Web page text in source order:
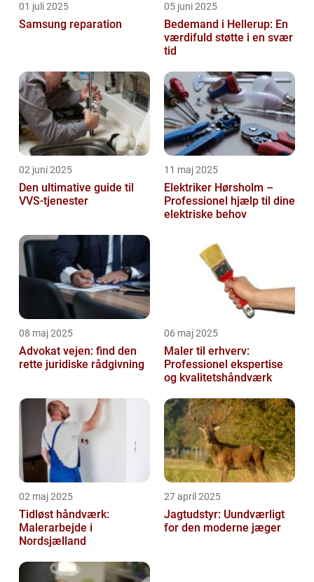
01 juli 2025
Samsung reparation
05 juni 2025
Bedemand i Hellerup: En
værdifuld støtte i en svær
tid
02 juni 2025
Den ultimative guide til
VVS-tjenester
11 maj 2025
Elektriker Hørsholm –
Professionel hjælp til dine
elektriske behov
08 maj 2025
Advokat vejen: find den
rette juridiske rådgivning
06 maj 2025
Maler til erhverv:
Professionel ekspertise
og kvalitetshåndværk
02 maj 2025
Tidløst håndværk:
Malerarbejde i
Nordsjælland
27 april 2025
Jagtudstyr: Uundværligt
for den moderne jæger